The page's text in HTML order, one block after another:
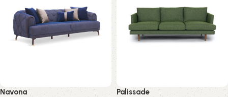
Navona Palissade